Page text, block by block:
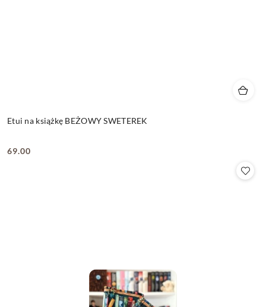
Etui na książkę BEŻOWY SWETEREK
Cena:
69.00